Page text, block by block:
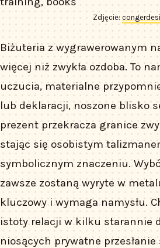
Zdjęcie:
Biżuteria z wygrawerowanym
więcej niż zwykła ozdoba. To
uczucia, materialne
lub deklaracji, noszone blisko
prezent przekracza granice
stając się osobistym
symbolicznym znaczeniu.
zawsze zostaną wyryte w
kluczowy i wymaga namysłu.
istoty relacji w kilku starannie
niosących prywatne